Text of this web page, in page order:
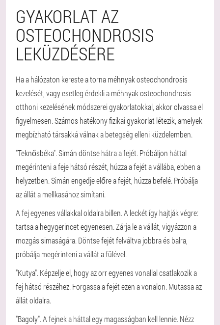
GYAKORLAT AZ
OSTEOCHONDROSIS
LEKÜZDÉSÉRE
Ha a hálózaton kereste a torna méhnyak osteochondrosis
kezelését, vagy esetleg érdekli a méhnyak osteochondrosis
otthoni kezelésének módszerei gyakorlatokkal, akkor olvassa el
figyelmesen. Számos hatékony fizikai gyakorlat létezik, amelyek
megbízható társakká válnak a betegség elleni küzdelemben.
"Teknősbéka". Simán döntse hátra a fejét. Próbáljon háttal
megérinteni a feje hátsó részét, húzza a fejét a vállába, ebben a
helyzetben. Simán engedje előre a fejét, húzza befelé. Próbálja
az állát a mellkasához simítani.
A fej egyenes vállakkal oldalra billen. A leckét így hajtják végre:
tartsa a hegygerincet egyenesen. Zárja le a vállát, vigyázzon a
mozgás simaságára. Döntse fejét felváltva jobbra és balra,
próbálja megérinteni a vállát a fülével.
"Kutya". Képzelje el, hogy az orr egyenes vonallal csatlakozik a
fej hátsó részéhez. Forgassa a fejét ezen a vonalon. Mutassa az
állát oldalra.
"Bagoly". A fejnek a háttal egy magasságban kell lennie. Nézz